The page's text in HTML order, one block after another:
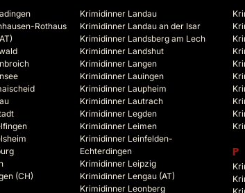
Rothaus
(CH)
Krimidinner Landau
Krimidinner Landau an der Isar
Krimidinner Landsberg am Lech
Krimidinner Landshut
Krimidinner Langen
Krimidinner Lauingen
Krimidinner Laupheim
Krimidinner Lautrach
Krimidinner Legden
Krimidinner Leimen
Krimidinner Leinfelden-
Echterdingen
Krimidinner Leipzig
Krimidinner Lengau (AT)
Krimidinner Leonberg
P